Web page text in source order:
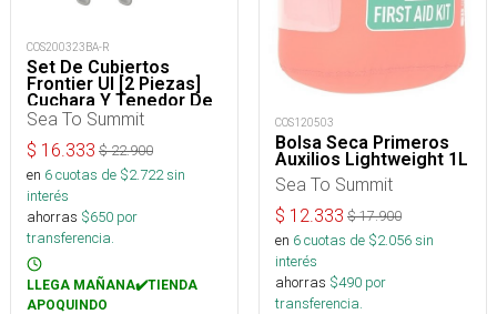
COS200323BA-R
Set De Cubiertos
Frontier Ul [2 Piezas]
Cuchara Y Tenedor De
Mango Largo
Sea To Summit
$ 16.333 $22.900
en 6cuotas de $2.722sin
interés
ahorras $650 por
transferencia.
LLEGA MAÑANA✔️TIENDA
APOQUINDO
COS120503
Bolsa Seca Primeros
Auxilios Lightweight 1L
Sea To Summit
$ 12.333 $17.900
en 6cuotas de $2.056sin
interés
ahorras $490 por
transferencia.